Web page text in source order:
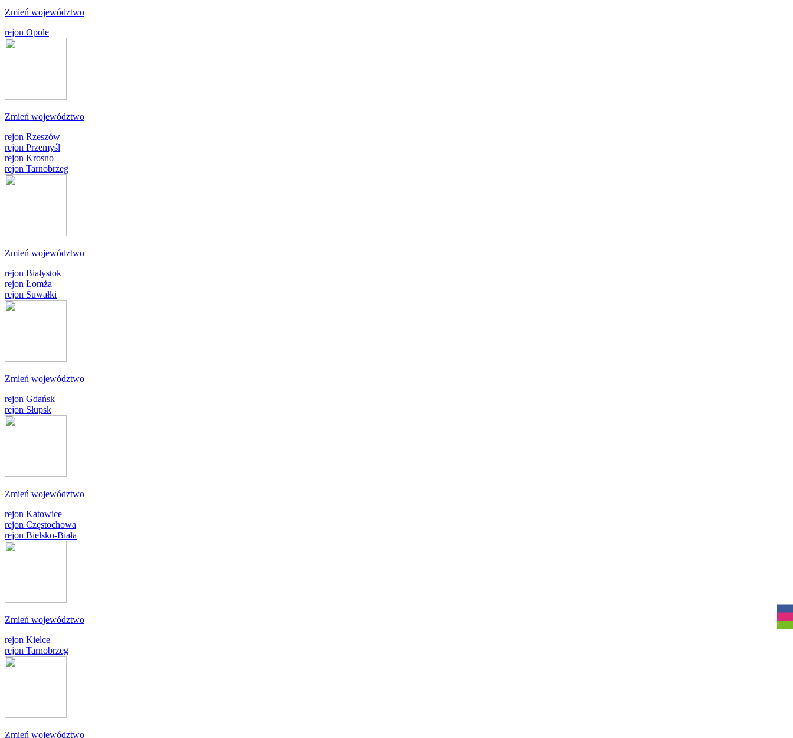
Zmień województwo
rejon Opole
Zmień województwo
rejon Rzeszów
rejon Przemyśl
rejon Krosno
rejon Tarnobrzeg
Zmień województwo
rejon Białystok
rejon Łomża
rejon Suwałki
Zmień województwo
rejon Gdańsk
rejon Słupsk
Zmień województwo
rejon Katowice
rejon Częstochowa
rejon Bielsko-Biała
Zmień województwo
rejon Kielce
rejon Tarnobrzeg
Zmień województwo